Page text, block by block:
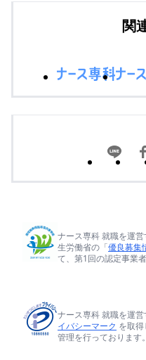
関
ナース専科 就職を運
生労働省の「優良募集
て、第1回の認定事業
ナース専科 就職を運
イバシーマーク を取
管理を行っております。